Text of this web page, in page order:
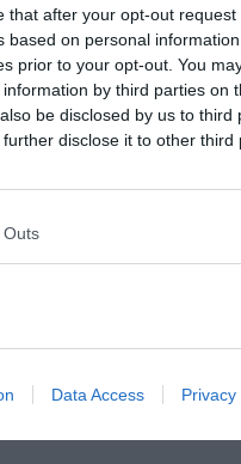
that after your opt-out
based on personal
prior to your opt-out. You
by third parties on
be disclosed by us to third
disclose it to other third
Outs
Data Access Privacy
QUInews -
posta.